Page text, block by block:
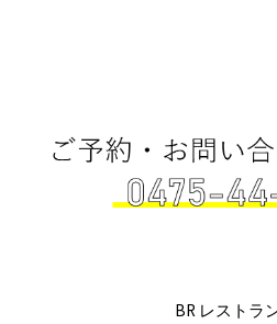
BR レストラ